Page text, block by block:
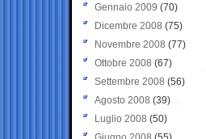
Gennaio 2009 (70)
Dicembre 2008 (75)
Novembre 2008 (77)
Ottobre 2008 (67)
Settembre 2008 (56)
Agosto 2008 (39)
Luglio 2008 (50)